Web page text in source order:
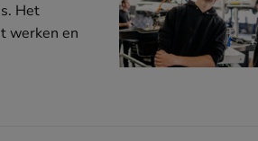
Het
werken en